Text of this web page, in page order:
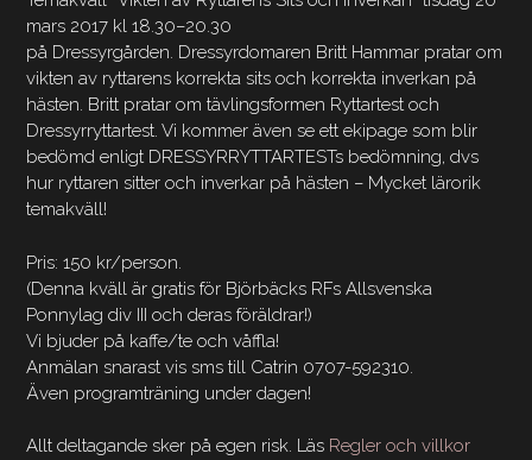
mars 2017 kl 18.30–20.30
på Dressyrgården. Dressyrdomaren Britt Hammar pratar om
vikten av ryttarens korrekta sits och korrekta inverkan på
hästen. Britt pratar om tävlingsformen Ryttartest och
Dressyrryttartest. Vi kommer även se ett ekipage som blir
bedömd enligt DRESSYRRYTTARTESTs bedömning, dvs
hur ryttaren sitter och inverkar på hästen – Mycket lärorik
temakväll!
Pris: 150 kr/person.
(Denna kväll är gratis för Björbäcks RFs Allsvenska
Ponnylag div III och deras föräldrar!)
Vi bjuder på kaffe/te och våffla!
Anmälan snarast vis sms till Catrin 0707-592310.
Även programträning under dagen!
Allt deltagande sker på egen risk. Läs Regler och villkor